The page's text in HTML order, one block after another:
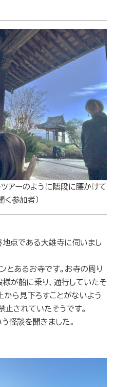
アーのように階段に腰かけて
く参加者）
地点である大雄寺に伺いまし
とあるお寺です。お寺の周り
が船に乗り、通行していたそ
から見下ろすことがないよう
止されていたそうです。
う怪談を聞きました。